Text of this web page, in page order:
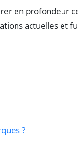
en profondeur
actuelles et
?